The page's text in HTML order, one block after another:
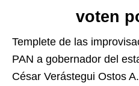
voten
Templete de las
PAN a gobernador del
César Verástegui Ostos